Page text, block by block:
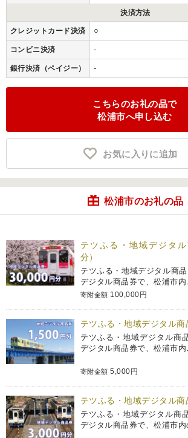
決済方法
クレジットカード決済 ○
コンビニ決済 -
銀行決済（ペイジー） -
こちらのお礼の品で
松浦市へ申し込む
お気に入りに追加
松浦市のお礼の品
テツふる・地域デジタ
分）
テツふる・地域デジタル商
デジタル商品券で、松浦市
寄附金額 100,000円
テツふる・地域デジタル商
テツふる・地域デジタル商
デジタル商品券で、松浦市
寄附金額 5,000円
テツふる・地域デジタル商
テツふる・地域デジタル商
デジタル商品券で、松浦市